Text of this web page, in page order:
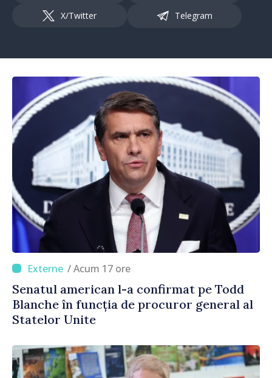
X/Twitter Telegram
/ Acum 17 ore
Senatul american l-a confirmat pe Todd
Blanche în funcția de procuror general al
Statelor Unite